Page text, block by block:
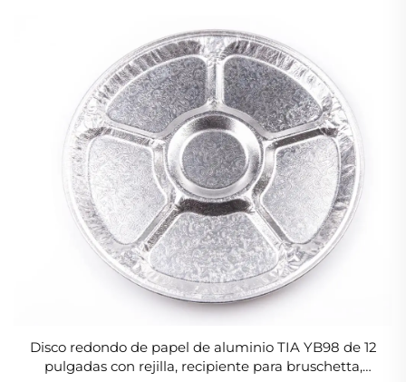
Disco redondo de papel de aluminio TIA YB98 de 12
pulgadas con rejilla, recipiente para bruschetta,